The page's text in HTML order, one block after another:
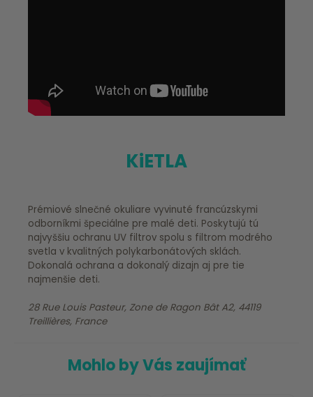
KiETLA
Prémiové slnečné okuliare vyvinuté francúzskymi
odborníkmi špeciálne pre malé deti. Poskytujú tú
najvyššiu ochranu UV filtrov spolu s filtrom modrého
svetla v kvalitných polykarbonátových sklách.
Dokonalá ochrana a dokonalý dizajn aj pre tie
najmenšie deti.
28 Rue Louis Pasteur, Zone de Ragon Bât A2, 44119
Treillières, France
Mohlo by Vás zaujímať